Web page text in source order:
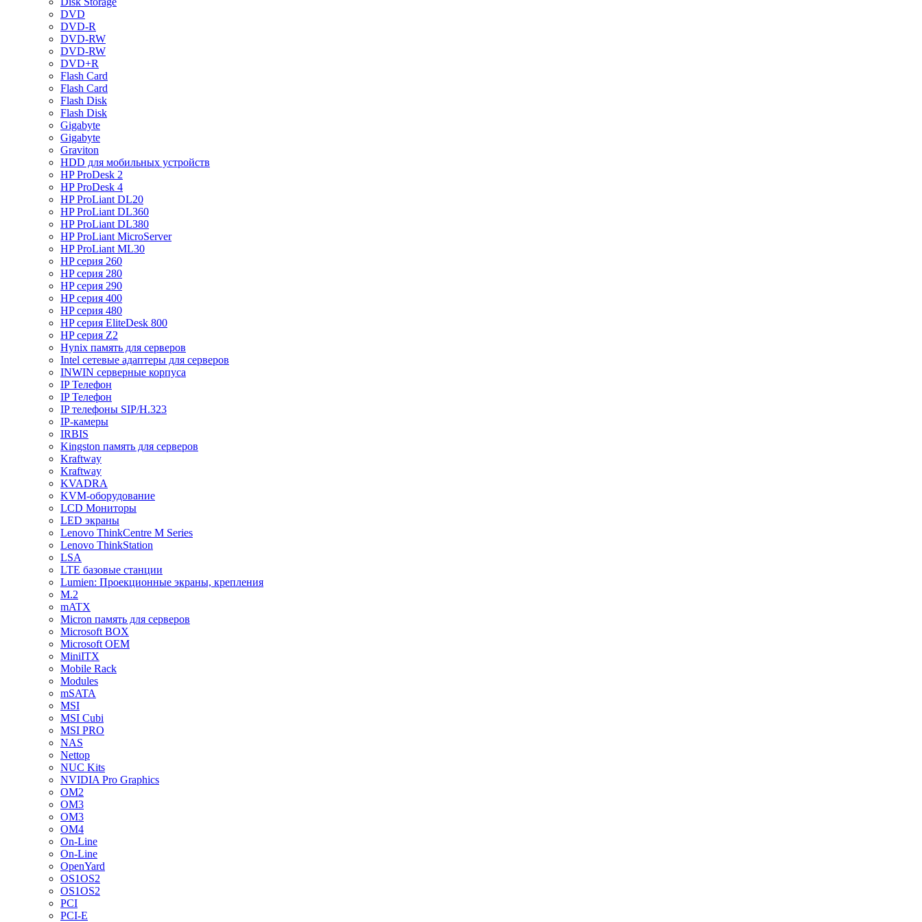
DVD
DVD-R
DVD-RW
DVD-RW
DVD+R
Flash Card
Flash Card
Flash Disk
Flash Disk
Gigabyte
Gigabyte
Graviton
HDD для мобильных устройств
HP ProDesk 2
HP ProDesk 4
HP ProLiant DL20
HP ProLiant DL360
HP ProLiant DL380
HP ProLiant MicroServer
HP ProLiant ML30
HP серия 260
HP серия 280
HP серия 290
HP серия 400
HP серия 480
HP серия EliteDesk 800
HP серия Z2
Hynix память для серверов
Intel сетевые адаптеры для серверов
INWIN серверные корпуса
IP Телефон
IP Телефон
IP телефоны SIP/H.323
IP-камеры
IRBIS
Kingston память для серверов
Kraftway
Kraftway
KVADRA
KVM-оборудование
LCD Мониторы
LED экраны
Lenovo ThinkCentre M Series
Lenovo ThinkStation
LSA
LTE базовые станции
Lumien: Проекционные экраны, крепления
M.2
mATX
Micron память для серверов
Microsoft BOX
Microsoft OEM
MiniITX
Mobile Rack
Modules
mSATA
MSI
MSI Cubi
MSI PRO
NAS
Nettop
NUC Kits
NVIDIA Pro Graphics
OM2
OM3
OM3
OM4
On-Line
On-Line
OpenYard
OS1OS2
OS1OS2
PCI
PCI-E